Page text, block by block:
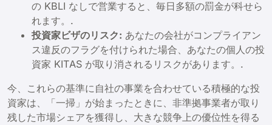
の KBLI なしで営業すると、毎日多額の罰金が科せら
れます。.
投資家ビザのリスク: あなたの会社がコンプライアン
ス違反のフラグを付けられた場合、あなたの個人の投
資家 KITAS が取り消されるリスクがあります。.
今、これらの基準に自社の事業を合わせている積極的な投
資家は、「一掃」が始まったときに、非準拠事業者が取り
残した市場シェアを獲得し、大きな競争上の優位性を得る